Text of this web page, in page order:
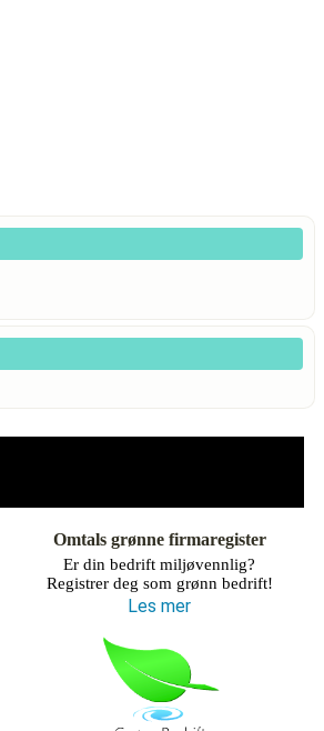
Omtals grønne firmaregister
Er din bedrift miljøvennlig?
Registrer deg som grønn bedrift!
Les mer